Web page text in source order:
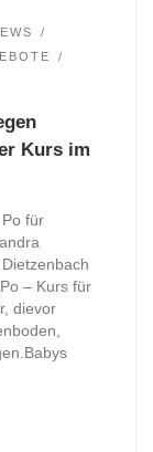
Kurs im
für
– Kurs für
dievor